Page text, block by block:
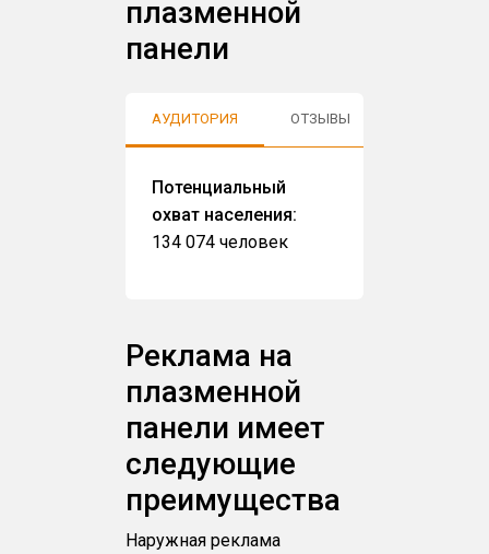
плазменной
панели
АУДИТОРИЯ ОТЗЫВЫ
Потенциальный
охват населения:
134 074 человек
Реклама на
плазменной
панели имеет
следующие
преимущества
Наружная реклама